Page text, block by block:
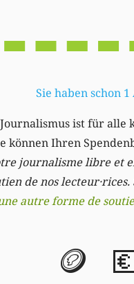
Sie haben schon
ist für alle
können Ihren
journalisme libre et
de nos
autre forme de
🪙